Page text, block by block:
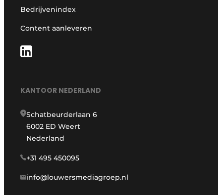
Bedrijvenindex
Content aanleveren
KANTOOR NEDERLAND
Schatbeurderlaan 6
6002 ED Weert
Nederland
+31 495 450095
info@louwersmediagroep.nl